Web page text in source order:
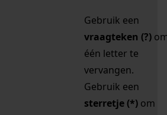
Gebruik een
vraagteken (?)
één letter te
vervangen.
Gebruik een
sterretje (*) om